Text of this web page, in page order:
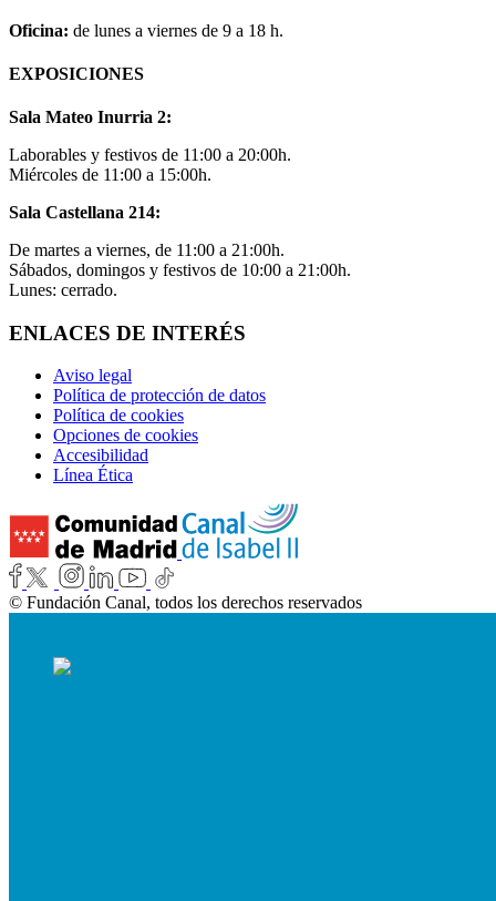
Oficina: de lunes a viernes de 9 a 18 h.
EXPOSICIONES
Sala Mateo Inurria 2:
Laborables y festivos de 11:00 a 20:00h.
Miércoles de 11:00 a 15:00h.
Sala Castellana 214:
De martes a viernes, de 11:00 a 21:00h.
Sábados, domingos y festivos de 10:00 a 21:00h.
Lunes: cerrado.
ENLACES DE INTERÉS
Aviso legal
Política de protección de datos
Política de cookies
Opciones de cookies
Accesibilidad
Línea Ética
© Fundación Canal, todos los derechos reservados